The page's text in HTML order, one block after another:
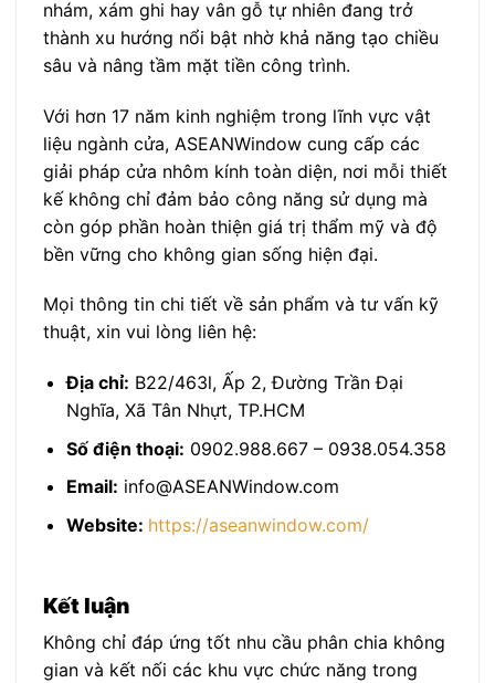
nhám, xám ghi hay vân gỗ tự nhiên đang trở
thành xu hướng nổi bật nhờ khả năng tạo chiều
sâu và nâng tầm mặt tiền công trình.
Với hơn 17 năm kinh nghiệm trong lĩnh vực vật
liệu ngành cửa, ASEANWindow cung cấp các
giải pháp cửa nhôm kính toàn diện, nơi mỗi thiết
kế không chỉ đảm bảo công năng sử dụng mà
còn góp phần hoàn thiện giá trị thẩm mỹ và độ
bền vững cho không gian sống hiện đại.
Mọi thông tin chi tiết về sản phẩm và tư vấn kỹ
thuật, xin vui lòng liên hệ:
Địa chỉ: B22/463l, Ấp 2, Đường Trần Đại
Nghĩa, Xã Tân Nhựt, TP.HCM
Số điện thoại: 0902.988.667 – 0938.054.358
Email: info@ASEANWindow.com
Website: https://aseanwindow.com/
Kết luận
Không chỉ đáp ứng tốt nhu cầu phân chia không
gian và kết nối các khu vực chức năng trong